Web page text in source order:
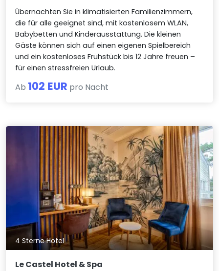
Übernachten Sie in klimatisierten Familienzimmern,
die für alle geeignet sind, mit kostenlosem WLAN,
Babybetten und Kinderausstattung. Die kleinen
Gäste können sich auf einen eigenen Spielbereich
und ein kostenloses Frühstück bis 12 Jahre freuen –
für einen stressfreien Urlaub.
Ab 102 EUR pro Nacht
4 Sterne Hotel
Le Castel Hotel & Spa